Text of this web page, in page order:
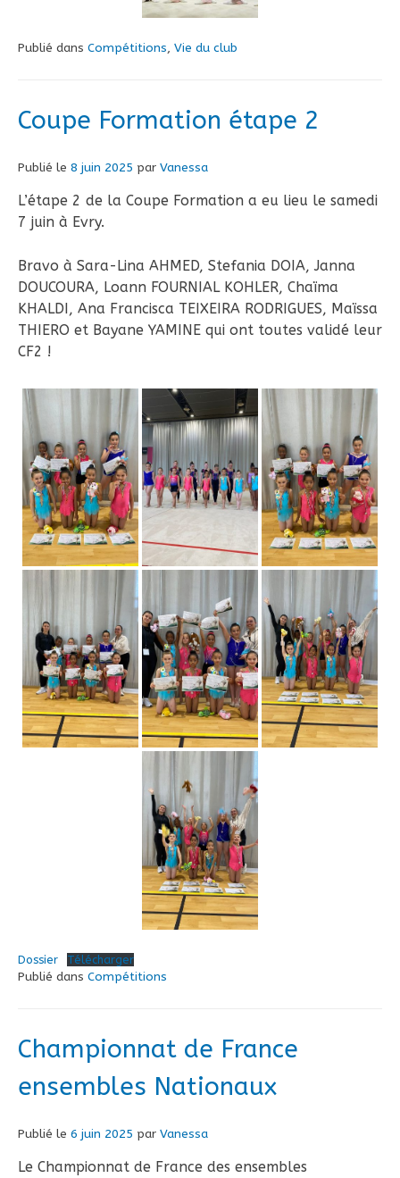
Publié dans Compétitions, Vie du club
Coupe Formation étape 2
Publié le 8 juin 2025 par Vanessa
L’étape 2 de la Coupe Formation a eu lieu le samedi
7 juin à Evry.
Bravo à Sara-Lina AHMED, Stefania DOIA, Janna
DOUCOURA, Loann FOURNIAL KOHLER, Chaïma
KHALDI, Ana Francisca TEIXEIRA RODRIGUES, Maïssa
THIERO et Bayane YAMINE qui ont toutes validé leur
CF2 !
Dossier Télécharger
Publié dans Compétitions
Championnat de France
ensembles Nationaux
Publié le 6 juin 2025 par Vanessa
Le Championnat de France des ensembles